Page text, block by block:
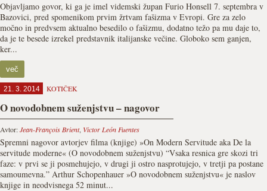
Objavljamo govor, ki ga je imel videmski župan Furio Honsell 7. septembra v
Bazovici, pred spomenikom prvim žrtvam fašizma v Evropi. Gre za zelo
močno in predvsem aktualno besedilo o fašizmu, dodatno težo pa mu daje to,
da je te besede izrekel predstavnik italijanske večine. Globoko sem ganjen,
ker...
več
21. 3. 2014 KOTIČEK
O novodobnem suženjstvu – nagovor
Avtor:Jean-François Brient, Victor León Fuentes
Spremni nagovor avtorjev filma (knjige) »On Modern Servitude aka De la
servitude moderne« (O novodobnem suženjstvu) “Vsaka resnica gre skozi tri
faze: v prvi se ji posmehujejo, v drugi ji ostro nasprotujejo, v tretji pa postane
samoumevna.” Arthur Schopenhauer »O novodobnem suženjstvu« je naslov
knjige in neodvisnega 52 minut...